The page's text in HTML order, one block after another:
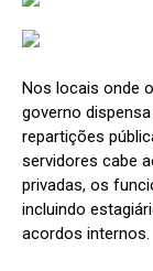
Nos locais onde
governo
repartições
servidores cabe
privadas, os
incluindo
acordos internos.